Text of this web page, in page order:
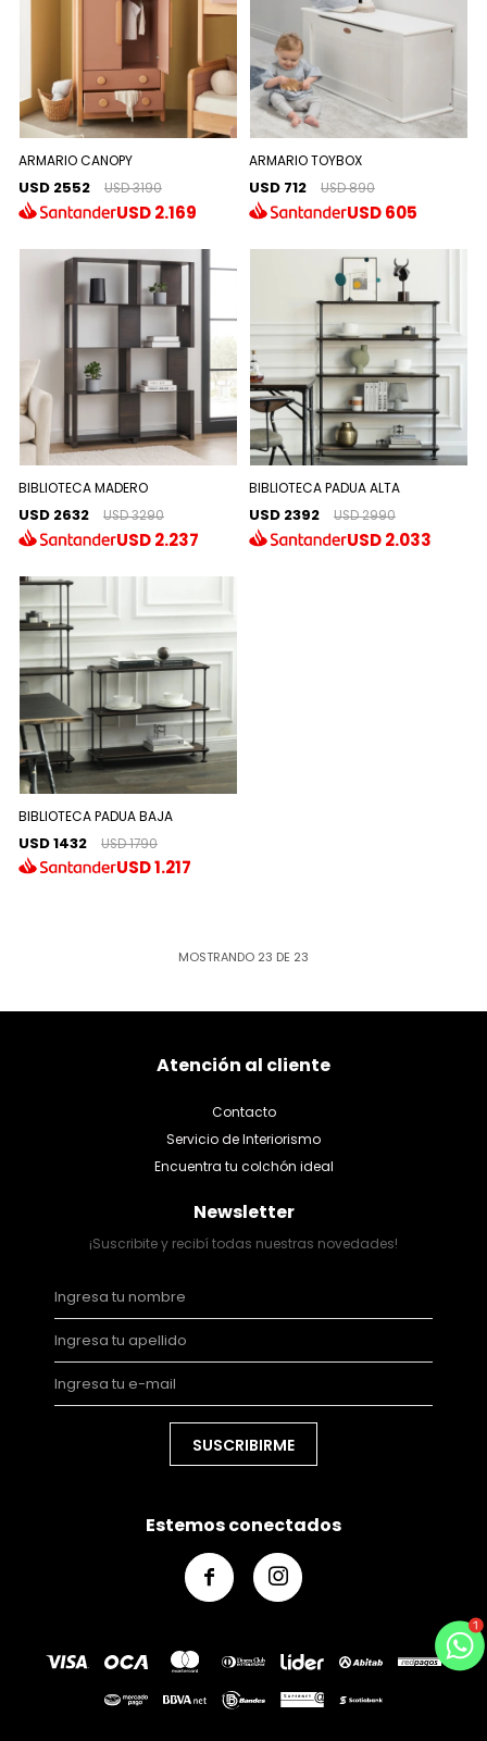
ARMARIO CANOPY
USD 2552 USD 3190
USD2.169
ARMARIO TOYBOX
USD 712 USD 890
USD605
BIBLIOTECA MADERO
USD 2632 USD 3290
USD2.237
BIBLIOTECA PADUA ALTA
USD 2392 USD 2990
USD2.033
BIBLIOTECA PADUA BAJA
USD 1432 USD 1790
USD1.217
MOSTRANDO 23 DE 23
Atención al cliente
Contacto
Servicio de Interiorismo
Encuentra tu colchón ideal
Newsletter
¡Suscribite y recibí todas nuestras novedades!
SUSCRIBIRME
Estemos conectados
 